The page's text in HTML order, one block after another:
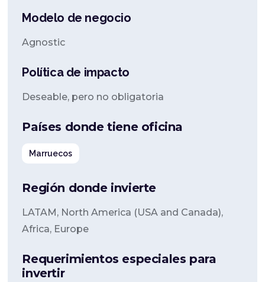
Modelo de negocio
Agnostic
Política de impacto
Deseable, pero no obligatoria
Países donde tiene oficina
Marruecos
Región donde invierte
LATAM, North America (USA and Canada),
Africa, Europe
Requerimientos especiales para
invertir